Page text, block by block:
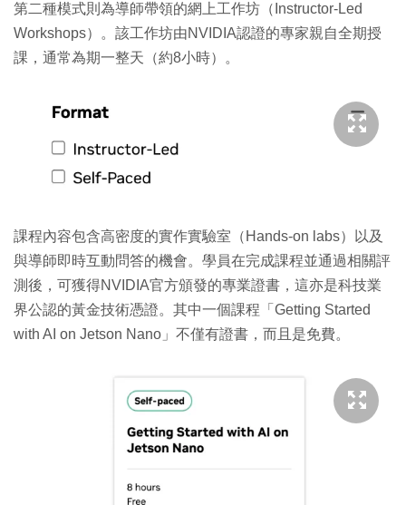
第二種模式則為導師帶領的網上工作坊（Instructor-Led
Workshops）。該工作坊由NVIDIA認證的專家親自全期授
課，通常為期一整天（約8小時）。
課程內容包含高密度的實作實驗室（Hands-on labs）以及
與導師即時互動問答的機會。學員在完成課程並通過相關評
測後，可獲得NVIDIA官方頒發的專業證書，這亦是科技業
界公認的黃金技術憑證。其中一個課程「Getting Started
with AI on Jetson Nano」不僅有證書，而且是免費。